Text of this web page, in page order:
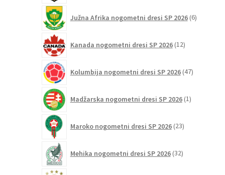
Južna Afrika nogometni dresi SP 2026 6izdelkov
Kanada nogometni dresi SP 2026 12izdelkov
Kolumbija nogometni dresi SP 2026 47izdelkov
Madžarska nogometni dresi SP 2026 1izdelek
Maroko nogometni dresi SP 2026 23izdelkov
Mehika nogometni dresi SP 2026 32izdelkov